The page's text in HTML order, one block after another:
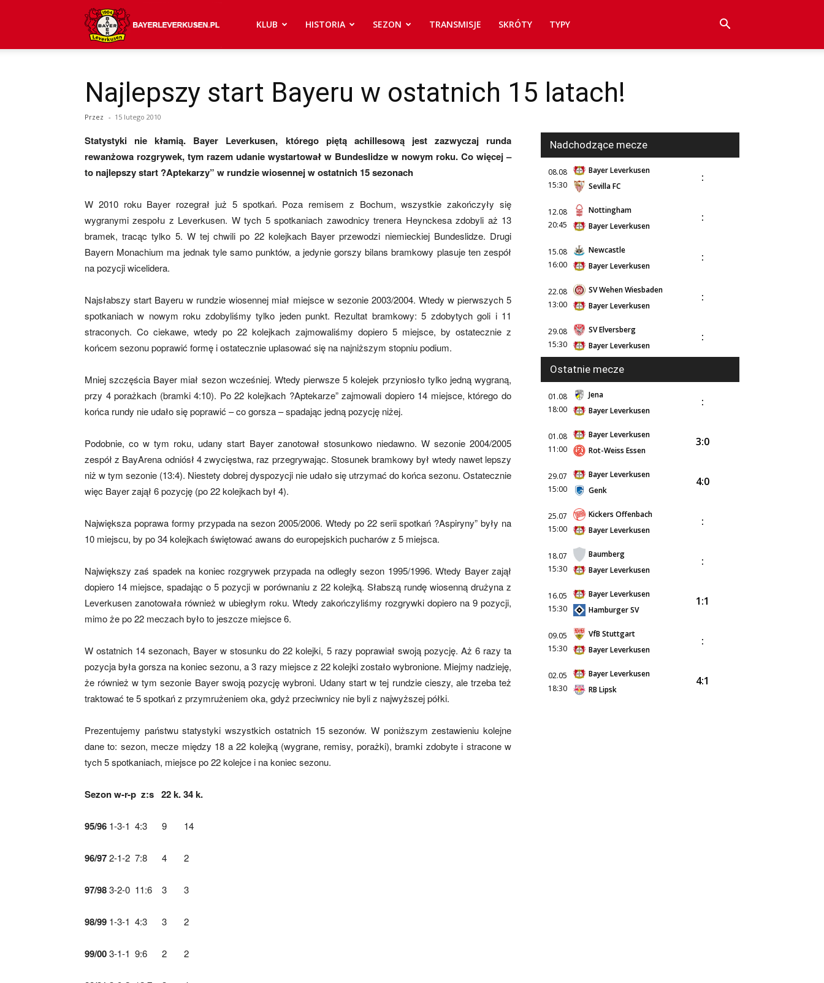
–
aktualności
mecze,
KLUB HISTORIA SEZON TRANSMISJE SKRÓTY TYPY
Najlepszy start Bayeru w ostatnich 15 latach!
Przez - 15 lutego 2010
Statystyki nie kłamią. Bayer Leverkusen, którego piętą achillesową jest zazwyczaj runda
rewanżowa rozgrywek, tym razem udanie wystartował w Bundeslidze w nowym roku. Co więcej –
to najlepszy start ?Aptekarzy” w rundzie wiosennej w ostatnich 15 sezonach
W 2010 roku Bayer rozegrał już 5 spotkań. Poza remisem z Bochum, wszystkie zakończyły się
wygranymi zespołu z Leverkusen. W tych 5 spotkaniach zawodnicy trenera Heynckesa zdobyli aż 13
bramek, tracąc tylko 5. W tej chwili po 22 kolejkach Bayer przewodzi niemieckiej Bundeslidze. Drugi
Bayern Monachium ma jednak tyle samo punktów, a jedynie gorszy bilans bramkowy plasuje ten zespół
na pozycji wicelidera.
Najsłabszy start Bayeru w rundzie wiosennej miał miejsce w sezonie 2003/2004. Wtedy w pierwszych 5
spotkaniach w nowym roku zdobyliśmy tylko jeden punkt. Rezultat bramkowy: 5 zdobytych goli i 11
straconych. Co ciekawe, wtedy po 22 kolejkach zajmowaliśmy dopiero 5 miejsce, by ostatecznie z
końcem sezonu poprawić formę i ostatecznie uplasować się na najniższym stopniu podium.
Mniej szczęścia Bayer miał sezon wcześniej. Wtedy pierwsze 5 kolejek przyniosło tylko jedną wygraną,
przy 4 porażkach (bramki 4:10). Po 22 kolejkach ?Aptekarze” zajmowali dopiero 14 miejsce, którego do
końca rundy nie udało się poprawić – co gorsza – spadając jedną pozycję niżej.
Podobnie, co w tym roku, udany start Bayer zanotował stosunkowo niedawno. W sezonie 2004/2005
zespół z BayArena odniósł 4 zwycięstwa, raz przegrywając. Stosunek bramkowy był wtedy nawet lepszy
niż w tym sezonie (13:4). Niestety dobrej dyspozycji nie udało się utrzymać do końca sezonu. Ostatecznie
więc Bayer zajął 6 pozycję (po 22 kolejkach był 4).
Największa poprawa formy przypada na sezon 2005/2006. Wtedy po 22 serii spotkań ?Aspiryny” były na
10 miejscu, by po 34 kolejkach świętować awans do europejskich pucharów z 5 miejsca.
Największy zaś spadek na koniec rozgrywek przypada na odległy sezon 1995/1996. Wtedy Bayer zajął
dopiero 14 miejsce, spadając o 5 pozycji w porównaniu z 22 kolejką. Słabszą rundę wiosenną drużyna z
Leverkusen zanotowała również w ubiegłym roku. Wtedy zakończyliśmy rozgrywki dopiero na 9 pozycji,
mimo że po 22 meczach było to jeszcze miejsce 6.
W ostatnich 14 sezonach, Bayer w stosunku do 22 kolejki, 5 razy poprawiał swoją pozycję. Aż 6 razy ta
pozycja była gorsza na koniec sezonu, a 3 razy miejsce z 22 kolejki zostało wybronione. Miejmy nadzieję,
że również w tym sezonie Bayer swoją pozycję wybroni. Udany start w tej rundzie cieszy, ale trzeba też
traktować te 5 spotkań z przymrużeniem oka, gdyż przeciwnicy nie byli z najwyższej półki.
Prezentujemy państwu statystyki wszystkich ostatnich 15 sezonów. W poniższym zestawieniu kolejne
dane to: sezon, mecze między 18 a 22 kolejką (wygrane, remisy, porażki), bramki zdobyte i stracone w
tych 5 spotkaniach, miejsce po 22 kolejce i na koniec sezonu.
Sezon w-r-p z:s 22 k. 34 k.
95/96 1-3-1 4:3 9 14
96/972-1-2 7:8 4 2
97/983-2-0 11:6 3 3
98/99 1-3-1 4:3 3 2
99/003-1-1 9:6 2 2
Nadchodzące mecze
08.08
15:30
Bayer Leverkusen
Sevilla FC
:
12.08
20:45
Nottingham
Bayer Leverkusen
:
15.08
16:00
Newcastle
Bayer Leverkusen
:
22.08
13:00
SV Wehen Wiesbaden
Bayer Leverkusen
:
29.08
15:30
SV Elversberg
Bayer Leverkusen
:
Ostatnie mecze
01.08
18:00
Jena
Bayer Leverkusen
:
01.08
11:00
Bayer Leverkusen
Rot-Weiss Essen
3:0
29.07
15:00
Bayer Leverkusen
Genk
4:0
25.07
15:00
Kickers Offenbach
Bayer Leverkusen
:
18.07
15:30
Baumberg
Bayer Leverkusen
:
16.05
15:30
Bayer Leverkusen
Hamburger SV
1:1
09.05
15:30
VfB Stuttgart
Bayer Leverkusen
:
02.05
18:30
Bayer Leverkusen
RB Lipsk
4:1